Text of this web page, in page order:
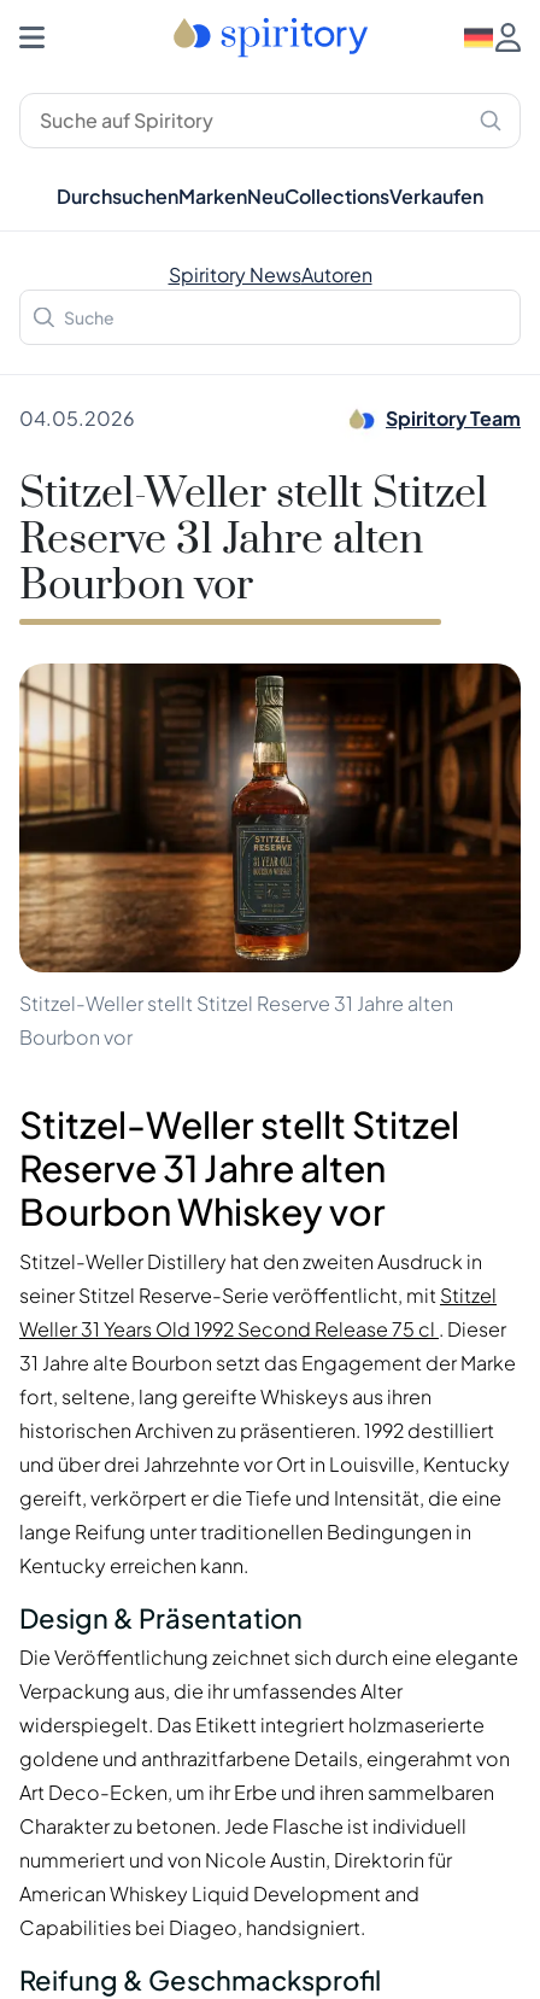
DurchsuchenMarkenNeuCollectionsVerkaufen
Spiritory NewsAutoren
04.05.2026 Spiritory Team
Stitzel-Weller stellt Stitzel
Reserve 31 Jahre alten
Bourbon vor
Stitzel-Weller stellt Stitzel Reserve 31 Jahre alten
Bourbon vor
Stitzel-Weller stellt Stitzel
Reserve 31 Jahre alten
Bourbon Whiskey vor
Stitzel-Weller Distillery hat den zweiten Ausdruck in
seiner Stitzel Reserve-Serie veröffentlicht, mit Stitzel
Weller 31 Years Old 1992 Second Release 75 cl . Dieser
31 Jahre alte Bourbon setzt das Engagement der Marke
fort, seltene, lang gereifte Whiskeys aus ihren
historischen Archiven zu präsentieren. 1992 destilliert
und über drei Jahrzehnte vor Ort in Louisville, Kentucky
gereift, verkörpert er die Tiefe und Intensität, die eine
lange Reifung unter traditionellen Bedingungen in
Kentucky erreichen kann.
Design & Präsentation
Die Veröffentlichung zeichnet sich durch eine elegante
Verpackung aus, die ihr umfassendes Alter
widerspiegelt. Das Etikett integriert holzmaserierte
goldene und anthrazitfarbene Details, eingerahmt von
Art Deco-Ecken, um ihr Erbe und ihren sammelbaren
Charakter zu betonen. Jede Flasche ist individuell
nummeriert und von Nicole Austin, Direktorin für
American Whiskey Liquid Development and
Capabilities bei Diageo, handsigniert.
Reifung & Geschmacksprofil